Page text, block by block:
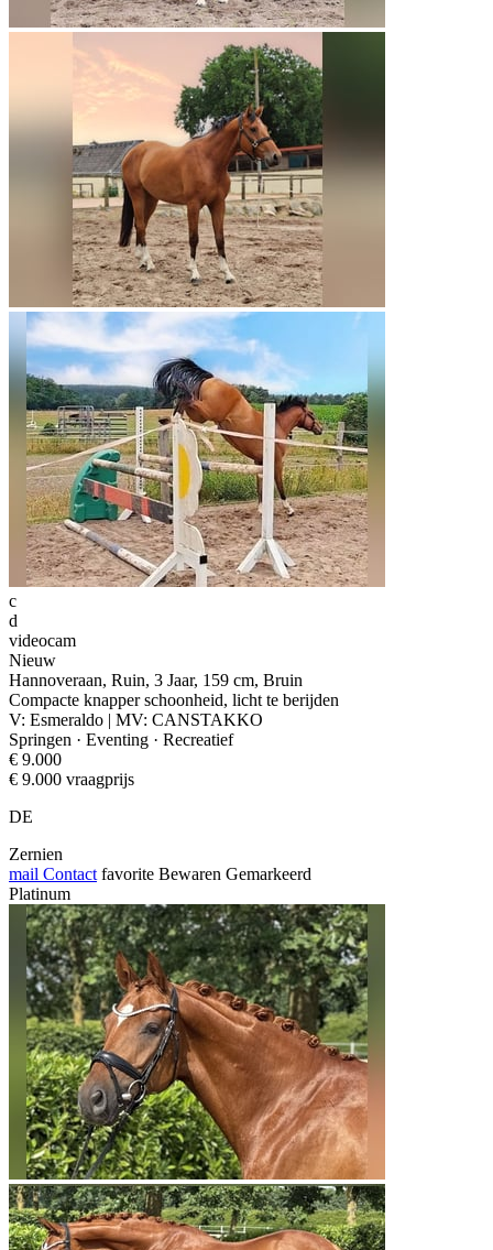
c
d
videocam
Nieuw
Hannoveraan, Ruin, 3 Jaar, 159 cm, Bruin
Compacte knapper schoonheid, licht te berijden
V: Esmeraldo | MV: CANSTAKKO
Springen · Eventing · Recreatief
€ 9.000
€ 9.000 vraagprijs
DE
Zernien
mail Contact favorite Bewaren Gemarkeerd
Platinum